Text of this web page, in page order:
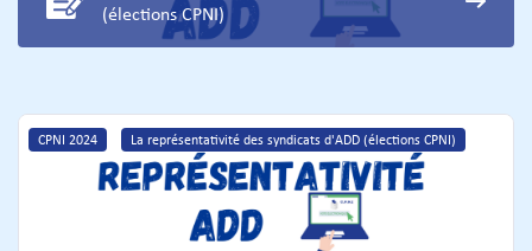
(élections CPNI)
CPNI 2024 La représentativité des syndicats d'ADD (élections CPNI)